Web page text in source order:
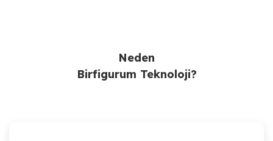
Neden
Birfigurum Teknoloji?